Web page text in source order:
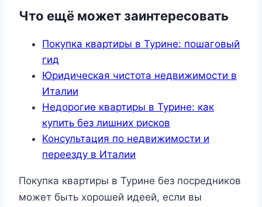
Что ещё может заинтересовать
Покупка квартиры в Турине: пошаговый
гид
Юридическая чистота недвижимости в
Италии
Недорогие квартиры в Турине: как
купить без лишних рисков
Консультация по недвижимости и
переезду в Италии
Покупка квартиры в Турине без посредников
может быть хорошей идеей, если вы